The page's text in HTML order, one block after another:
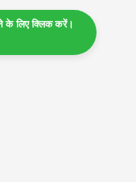
लिए क्लिक करें।